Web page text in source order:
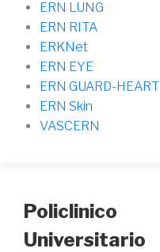
ERN LUNG
ERN RITA
ERKNet
ERN EYE
ERN GUARD-HEART
ERN Skin
VASCERN
Policlinico
Universitario